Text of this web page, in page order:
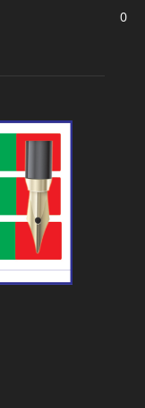
0